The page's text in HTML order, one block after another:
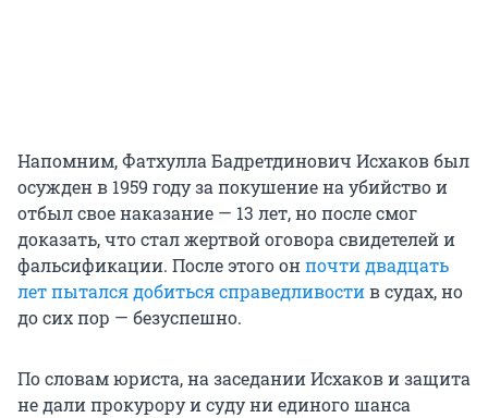
Напомним, Фатхулла Бадретдинович Исхаков был
осужден в 1959 году за покушение на убийство и
отбыл свое наказание — 13 лет, но после смог
доказать, что стал жертвой оговора свидетелей и
фальсификации. После этого онпочти двадцать
лет пытался добиться справедливостив судах, но
до сих пор — безуспешно.
По словам юриста, на заседании Исхаков и защита
не дали прокурору и суду ни единого шанса